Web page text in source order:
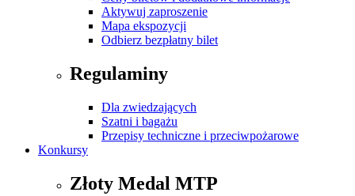
Aktywuj zaproszenie
Mapa ekspozycji
Odbierz bezpłatny bilet
Regulaminy
Dla zwiedzających
Szatni i bagażu
Przepisy techniczne i przeciwpożarowe
Konkursy
Złoty Medal MTP